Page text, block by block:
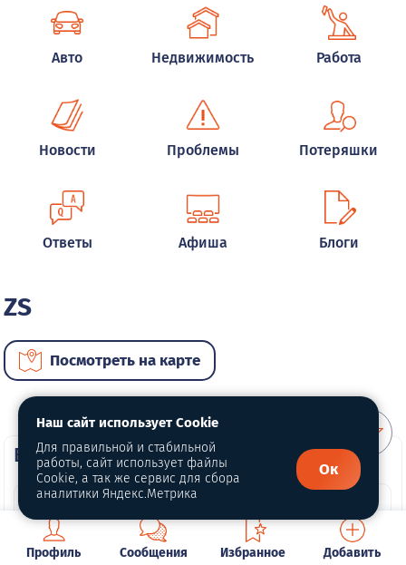
Авто Недвижимость Работа
Новости Проблемы Потеряшки
Ответы Афиша Блоги
ZS
Посмотреть на карте
ВИП автомобили
Профиль Сообщения Избранное Добавить
Наш сайт использует Cookie
Для правильной и стабильной
работы, сайт использует файлы
Cookie, а так же сервис для сбора
аналитики Яндекс.Метрика
Ок